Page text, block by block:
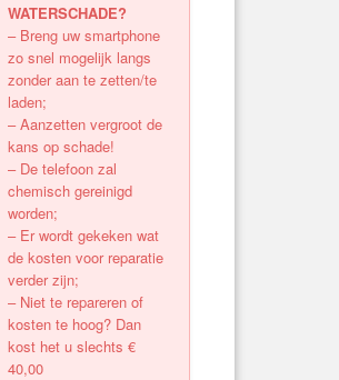
WATERSCHADE?
– Breng uw smartphone
zo snel mogelijk langs
zonder aan te zetten/te
laden;
– Aanzetten vergroot de
kans op schade!
– De telefoon zal
chemisch gereinigd
worden;
– Er wordt gekeken wat
de kosten voor reparatie
verder zijn;
– Niet te repareren of
kosten te hoog? Dan
kost het u slechts €
40,00